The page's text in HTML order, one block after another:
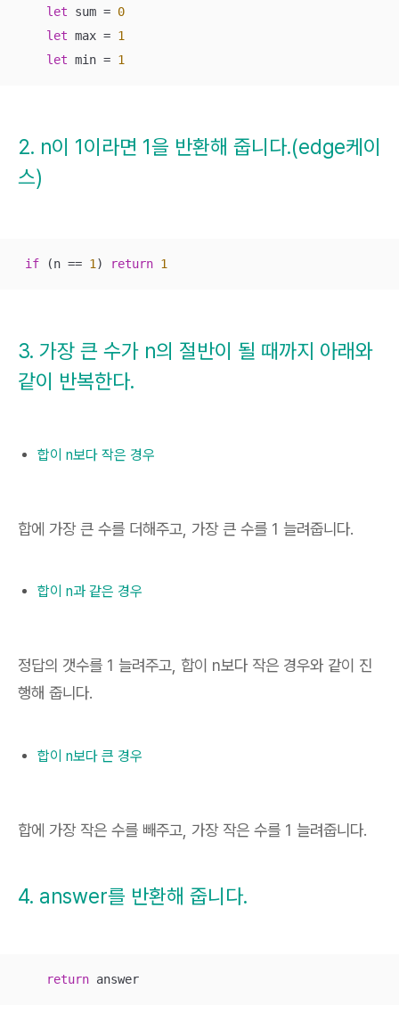
let sum = 0
let max = 1
let min = 1
2. n이 1이라면 1을 반환해 줍니다.(edge케이
스)
if (n == 1 ) return 1
3. 가장 큰 수가 n의 절반이 될 때까지 아래와
같이 반복한다.
합이 n보다 작은 경우
합에 가장 큰 수를 더해주고, 가장 큰 수를 1 늘려줍니다.
합이 n과 같은 경우
정답의 갯수를 1 늘려주고, 합이 n보다 작은 경우와 같이 진
행해 줍니다.
합이 n보다 큰 경우
합에 가장 작은 수를 빼주고, 가장 작은 수를 1 늘려줍니다.
4. answer를 반환해 줍니다.
return answer